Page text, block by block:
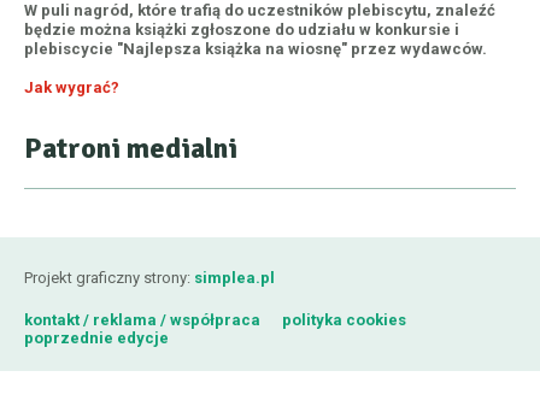
W puli nagród, które trafią do uczestników plebiscytu, znaleźć
będzie można książki zgłoszone do udziału w konkursie i
plebiscycie "Najlepsza książka na wiosnę" przez wydawców.
Jak wygrać?
Patroni medialni
Projekt graficzny strony: simplea.pl
kontakt / reklama / współpraca
polityka cookies
poprzednie edycje